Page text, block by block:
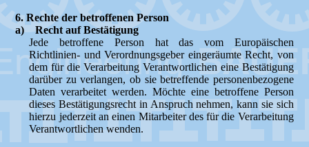
6. Rechte der betroffenen Person
a) Recht auf Bestätigung
Jede betroffene Person hat das vom Europäischen
Richtlinien- und Verordnungsgeber eingeräumte Recht, von
dem für die Verarbeitung Verantwortlichen eine Bestätigung
darüber zu verlangen, ob sie betreffende personenbezogene
Daten verarbeitet werden. Möchte eine betroffene Person
dieses Bestätigungsrecht in Anspruch nehmen, kann sie sich
hierzu jederzeit an einen Mitarbeiter des für die Verarbeitung
Verantwortlichen wenden.